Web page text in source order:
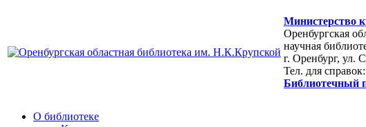
Министерство
Оренбургская
научная
г. Оренбург, ул.
Тел. для
Библиотечный
О библиотеке